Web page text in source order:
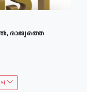
രാജ്യത്തെ